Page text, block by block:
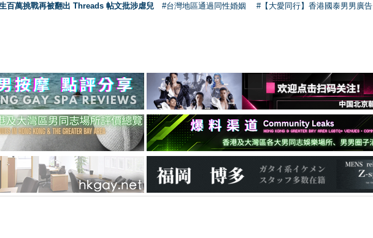
百萬挑戰再被翻出 Threads 帖文批涉虐兒 #台灣地區通過同性婚姻 #【大愛同行】香港國泰男男廣告